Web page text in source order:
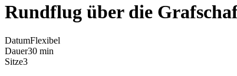
Rundflug über die
DatumFlexibel
Dauer30 min
Sitze3